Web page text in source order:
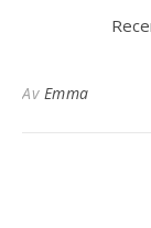
Av Emma